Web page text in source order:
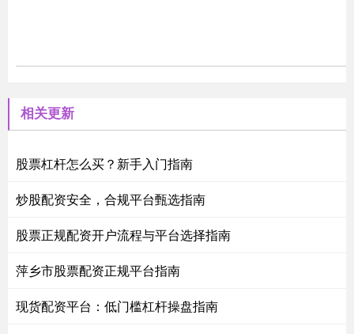
相关更新
股票杠杆怎么买？新手入门指南
炒股配资安全，合规平台甄选指南
股票正规配资开户流程与平台选择指南
萍乡市股票配资正规平台指南
现货配资平台：低门槛杠杆操盘指南